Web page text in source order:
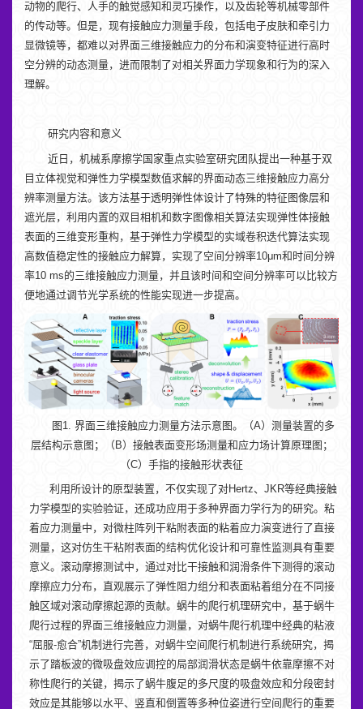
动物的爬行、人手的触觉感知和灵巧操作，以及齿轮等机械零部件
的传动等。但是，现有接触应力测量手段，包括电子皮肤和牵引力
显微镜等，都难以对界面三维接触应力的分布和演变特征进行高时
空分辨的动态测量，进而限制了对相关界面力学现象和行为的深入
理解。
研究内容和意义
近日，机械系摩擦学国家重点实验室研究团队提出一种基于双
目立体视觉和弹性力学模型数值求解的界面动态三维接触应力高分
辨率测量方法。该方法基于透明弹性体设计了特殊的特征图像层和
遮光层，利用内置的双目相机和数字图像相关算法实现弹性体接触
表面的三维变形重构，基于弹性力学模型的实域卷积迭代算法实现
高数值稳定性的接触应力解算，实现了空间分辨率10μm和时间分辨
率10 ms的三维接触应力测量，并且该时间和空间分辨率可以比较方
便地通过调节光学系统的性能实现进一步提高。
图1. 界面三维接触应力测量方法示意图。（A）测量装置的多
层结构示意图；（B）接触表面变形场测量和应力场计算原理图；
（C）手指的接触形状表征
利用所设计的原型装置，不仅实现了对Hertz、JKR等经典接触
力学模型的实验验证，还成功应用于多种界面力学行为的研究。粘
着应力测量中，对微柱阵列干粘附表面的粘着应力演变进行了直接
测量，这对仿生干粘附表面的结构优化设计和可靠性监测具有重要
意义。滚动摩擦测试中，通过对比干接触和润滑条件下测得的滚动
摩擦应力分布，直观展示了弹性阻力组分和表面粘着组分在不同接
触区域对滚动摩擦起源的贡献。蜗牛的爬行机理研究中，基于蜗牛
爬行过程的界面三维接触应力测量，对蜗牛爬行机理中经典的粘液
“屈服-愈合”机制进行完善，对蜗牛空间爬行机制进行系统研究，揭
示了踏板波的微吸盘效应调控的局部润滑状态是蜗牛依靠摩擦不对
称性爬行的关键，揭示了蜗牛腹足的多尺度的吸盘效应和分段密封
效应是其能够以水平、竖直和倒置等多种位姿进行空间爬行的重要